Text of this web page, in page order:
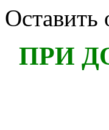
Оставить
ПРИ